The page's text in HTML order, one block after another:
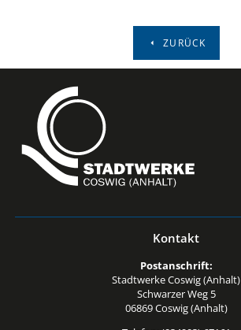
ZURÜCK
Kontakt
Postanschrift:
Stadtwerke Coswig (Anhalt)
Schwarzer Weg 5
06869 Coswig (Anhalt)